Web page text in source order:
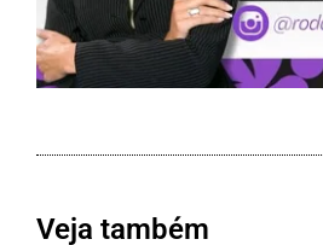
Veja também